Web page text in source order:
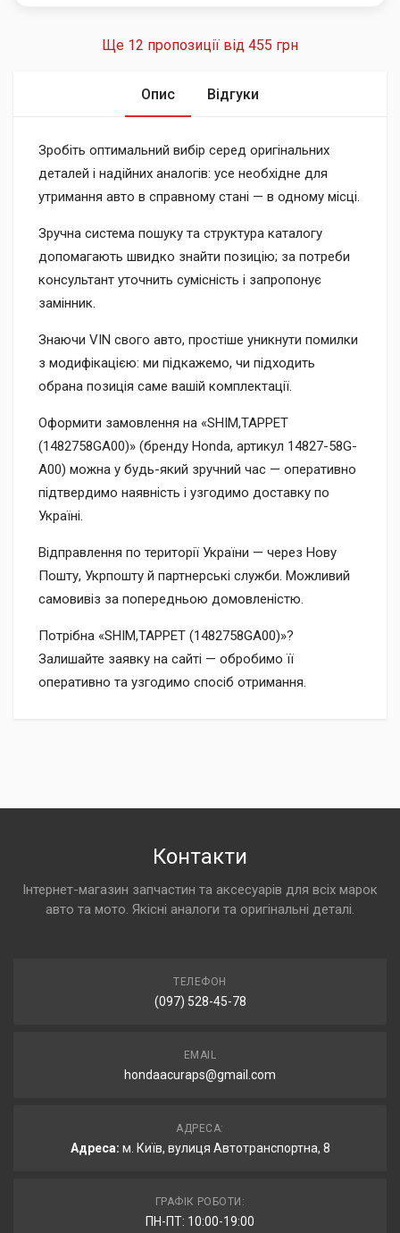
Ще 12 пропозиції від 455 грн
Опис Відгуки
Зробіть оптимальний вибір серед оригінальних
деталей і надійних аналогів: усе необхідне для
утримання авто в справному стані — в одному місці.
Зручна система пошуку та структура каталогу
допомагають швидко знайти позицію; за потреби
консультант уточнить сумісність і запропонує
замінник.
Знаючи VIN свого авто, простіше уникнути помилки
з модифікацією: ми підкажемо, чи підходить
обрана позиція саме вашій комплектації.
Оформити замовлення на «SHIM,TAPPET
(1482758GA00)» (бренду Honda, артикул 14827-58G-
A00) можна у будь-який зручний час — оперативно
підтвердимо наявність і узгодимо доставку по
Україні.
Відправлення по території України — через Нову
Пошту, Укрпошту й партнерські служби. Можливий
самовивіз за попередньою домовленістю.
Потрібна «SHIM,TAPPET (1482758GA00)»?
Залишайте заявку на сайті — обробимо її
оперативно та узгодимо спосіб отримання.
Контакти
Інтернет-магазин запчастин та аксесуарів для всіх марок
авто та мото. Якісні аналоги та оригінальні деталі.
ТЕЛЕФОН
(097) 528-45-78
EMAIL
hondaacuraps@gmail.com
АДРЕСА:
Адреса: м. Київ, вулиця Автотранспортна, 8
ГРАФІК РОБОТИ:
ПН-ПТ: 10:00-19:00